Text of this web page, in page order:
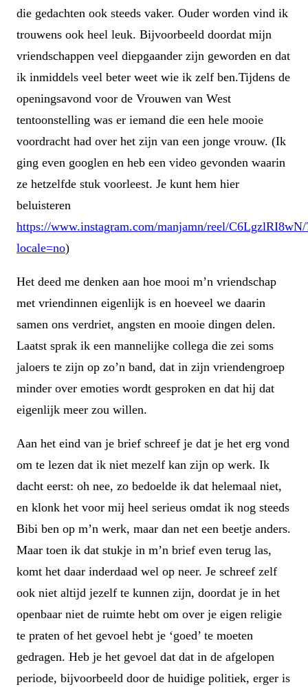
die gedachten ook steeds vaker. Ouder worden vind ik
trouwens ook heel leuk. Bijvoorbeeld doordat mijn
vriendschappen veel diepgaander zijn geworden en dat
ik inmiddels veel beter weet wie ik zelf ben.Tijdens de
openingsavond voor de Vrouwen van West
tentoonstelling was er iemand die een hele mooie
voordracht had over het zijn van een jonge vrouw. (Ik
ging even googlen en heb een video gevonden waarin
ze hetzelfde stuk voorleest. Je kunt hem hier
beluisteren
https://www.instagram.com/manjamn/reel/C6LgzlRI8wN/
locale=no)
Het deed me denken aan hoe mooi m’n vriendschap
met vriendinnen eigenlijk is en hoeveel we daarin
samen ons verdriet, angsten en mooie dingen delen.
Laatst sprak ik een mannelijke collega die zei soms
jaloers te zijn op zo’n band, dat in zijn vriendengroep
minder over emoties wordt gesproken en dat hij dat
eigenlijk meer zou willen.
Aan het eind van je brief schreef je dat je het erg vond
om te lezen dat ik niet mezelf kan zijn op werk. Ik
dacht eerst: oh nee, zo bedoelde ik dat helemaal niet,
en klonk het voor mij heel serieus omdat ik nog steeds
Bibi ben op m’n werk, maar dan net een beetje anders.
Maar toen ik dat stukje in m’n brief even terug las,
komt het daar inderdaad wel op neer. Je schreef zelf
ook niet altijd jezelf te kunnen zijn, doordat je in het
openbaar niet de ruimte hebt om over je eigen religie
te praten of het gevoel hebt je ‘goed’ te moeten
gedragen. Heb je het gevoel dat dat in de afgelopen
periode, bijvoorbeeld door de huidige politiek, erger is